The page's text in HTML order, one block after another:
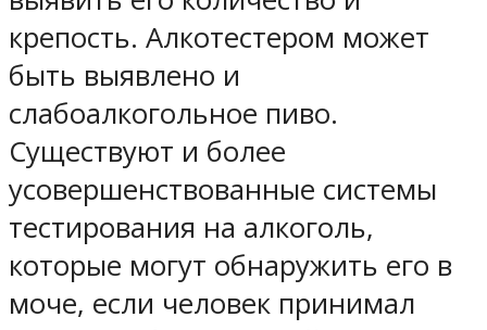
крепость. Алкотестером может
быть выявлено и
слабоалкогольное пиво.
Существуют и более
усовершенствованные системы
тестирования на алкоголь,
которые могут обнаружить его в
моче, если человек принимал